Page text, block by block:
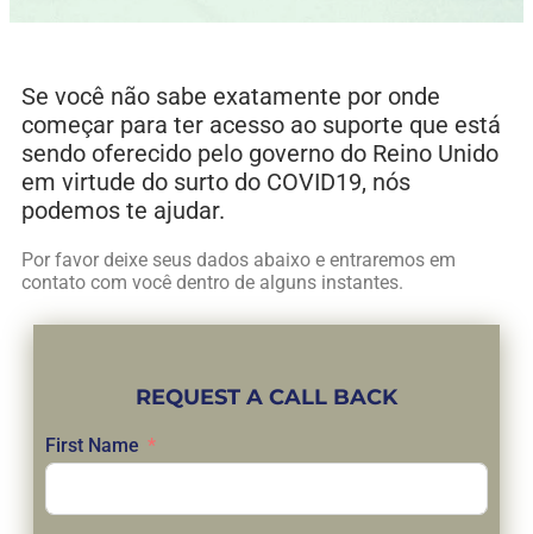
Se você não sabe exatamente por onde
começar para ter acesso ao suporte que está
sendo oferecido pelo governo do Reino Unido
em virtude do surto do COVID19, nós
podemos te ajudar.
Por favor deixe seus dados abaixo e entraremos em
contato com você dentro de alguns instantes.
REQUEST A CALL BACK
First Name